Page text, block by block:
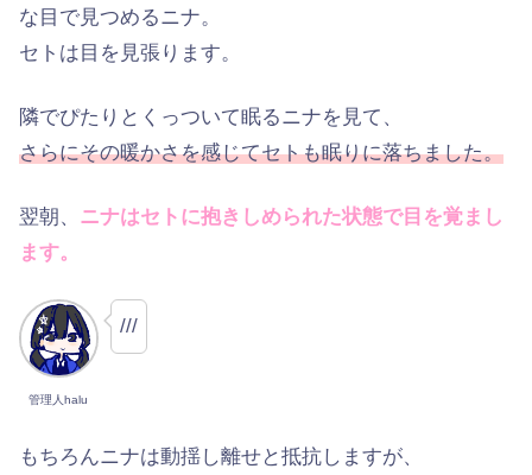
な目で見つめるニナ。
セトは目を見張ります。
隣でぴたりとくっついて眠るニナを見て、
さらにその暖かさを感じてセトも眠りに落ちました。
翌朝、 ニナはセトに抱きしめられた状態で目を覚まし
ます。
管理人halu
///
もちろんニナは動揺し離せと抵抗しますが、